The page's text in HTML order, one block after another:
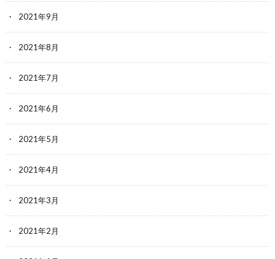
2021年9月
2021年8月
2021年7月
2021年6月
2021年5月
2021年4月
2021年3月
2021年2月